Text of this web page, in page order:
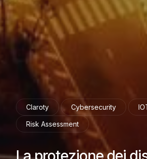
Claroty Cybersecurity
Risk Assessment